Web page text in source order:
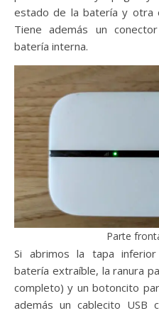
estado de la batería y otra
Tiene además un
batería interna.
Parte
Si abrimos la tapa
batería extraíble, la ranura
completo) y un botoncito
además un cablecito